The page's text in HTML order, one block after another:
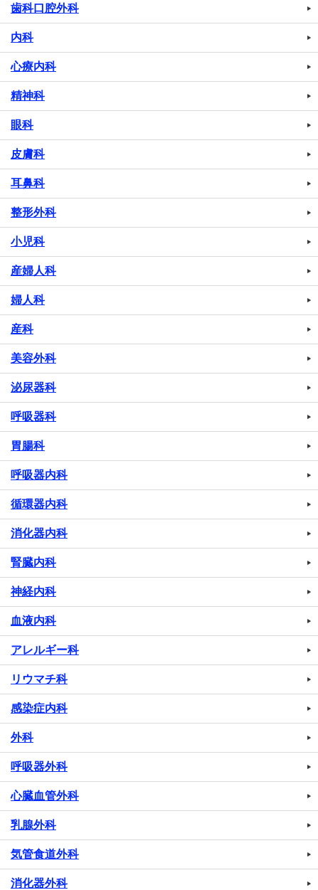
歯科口腔外科
内科
心療内科
精神科
眼科
皮膚科
耳鼻科
整形外科
小児科
産婦人科
婦人科
産科
美容外科
泌尿器科
呼吸器科
胃腸科
呼吸器内科
循環器内科
消化器内科
腎臓内科
神経内科
血液内科
アレルギー科
リウマチ科
感染症内科
外科
呼吸器外科
心臓血管外科
乳腺外科
気管食道外科
消化器外科